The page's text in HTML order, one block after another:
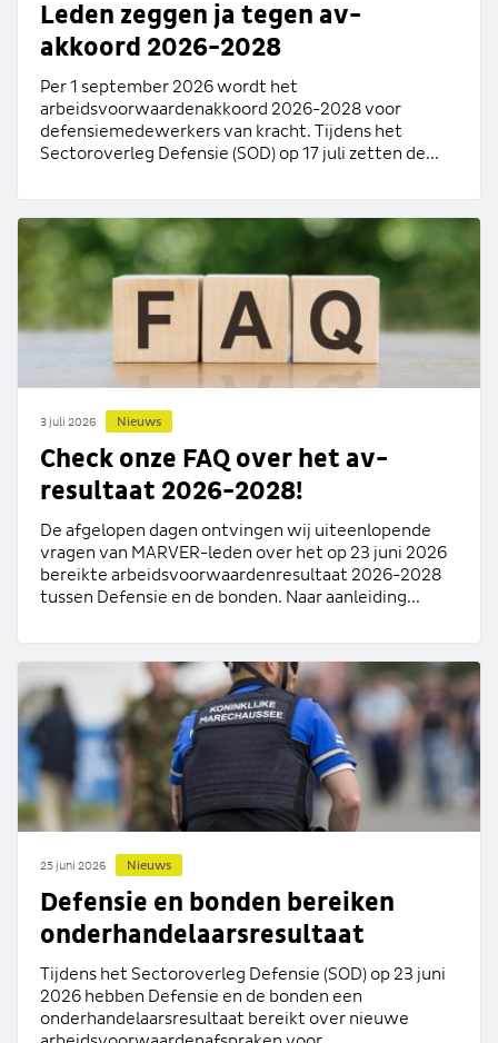
Leden zeggen ja tegen av-
akkoord 2026-2028
Per 1 september 2026 wordt het
arbeidsvoorwaardenakkoord 2026-2028 voor
defensiemedewerkers van kracht. Tijdens het
Sectoroverleg Defensie (SOD) op 17 juli zetten de...
3 juli 2026 Nieuws
Check onze FAQ over het av-
resultaat 2026-2028!
De afgelopen dagen ontvingen wij uiteenlopende
vragen van MARVER-leden over het op 23 juni 2026
bereikte arbeidsvoorwaardenresultaat 2026-2028
tussen Defensie en de bonden. Naar aanleiding...
25 juni 2026 Nieuws
Defensie en bonden bereiken
onderhandelaarsresultaat
Tijdens het Sectoroverleg Defensie (SOD) op 23 juni
2026 hebben Defensie en de bonden een
onderhandelaarsresultaat bereikt over nieuwe